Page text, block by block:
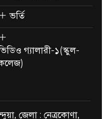
ভর্তি
গ্যালারী-১(স্কুল-
জেলা : নেত্রকোণা,